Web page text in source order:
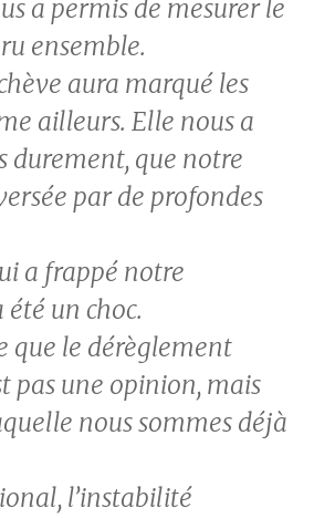
a permis de mesurer le
ensemble.
aura marqué les
ailleurs. Elle nous a
durement, que notre
par de profondes
a frappé notre
un choc.
que le dérèglement
pas une opinion, mais
nous sommes déjà
l’instabilité